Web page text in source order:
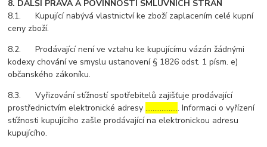
8. DALŠÍ PRÁVA A POVINNOSTI SMLUVNÍCH STRAN
8.1. Kupující nabývá vlastnictví ke zboží zaplacením celé kupní
ceny zboží.
8.2. Prodávající není ve vztahu ke kupujícímu vázán žádnými
kodexy chování ve smyslu ustanovení § 1826 odst. 1 písm. e)
občanského zákoníku.
8.3. Vyřizování stížností spotřebitelů zajišťuje prodávající
prostřednictvím elektronické adresy………………. Informaci o vyřízení
stížnosti kupujícího zašle prodávající na elektronickou adresu
kupujícího.